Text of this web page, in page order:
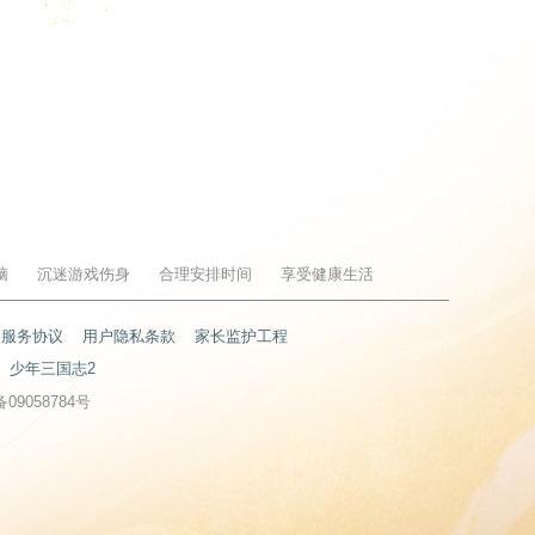
沉迷游戏伤身 合理安排时间 享受健康生活
务协议 用户隐私条款
家长监护工程
少年三国志2
09058784号